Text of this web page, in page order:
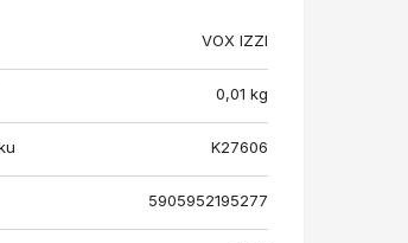
VOX IZZI
0,01 kg
K27606
5905952195277